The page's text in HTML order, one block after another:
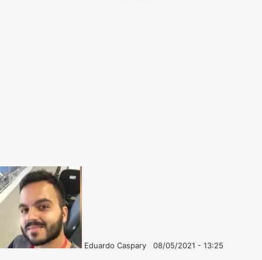
Eduardo Caspary
08/05/2021 - 13:25